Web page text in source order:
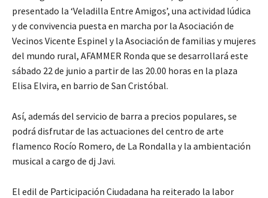
presentado la ‘Veladilla Entre Amigos’, una actividad lúdica
y de convivencia puesta en marcha por la Asociación de
Vecinos Vicente Espinel y la Asociación de familias y mujeres
del mundo rural, AFAMMER Ronda que se desarrollará este
sábado 22 de junio a partir de las 20.00 horas en la plaza
Elisa Elvira, en barrio de San Cristóbal.
Así, además del servicio de barra a precios populares, se
podrá disfrutar de las actuaciones del centro de arte
flamenco Rocío Romero, de La Rondalla y la ambientación
musical a cargo de dj Javi.
El edil de Participación Ciudadana ha reiterado la labor